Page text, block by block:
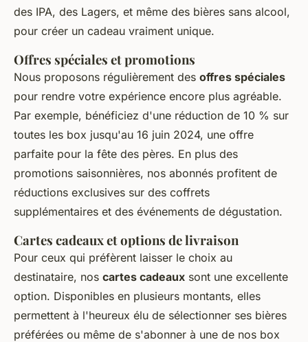
des IPA, des Lagers, et même des bières sans alcool,
pour créer un cadeau vraiment unique.
Offres spéciales et promotions
Nous proposons régulièrement des offres spéciales
pour rendre votre expérience encore plus agréable.
Par exemple, bénéficiez d'une réduction de 10 % sur
toutes les box jusqu'au 16 juin 2024, une offre
parfaite pour la fête des pères. En plus des
promotions saisonnières, nos abonnés profitent de
réductions exclusives sur des coffrets
supplémentaires et des événements de dégustation.
Cartes cadeaux et options de livraison
Pour ceux qui préfèrent laisser le choix au
destinataire, nos cartes cadeaux sont une excellente
option. Disponibles en plusieurs montants, elles
permettent à l'heureux élu de sélectionner ses bières
préférées ou même de s'abonner à une de nos box